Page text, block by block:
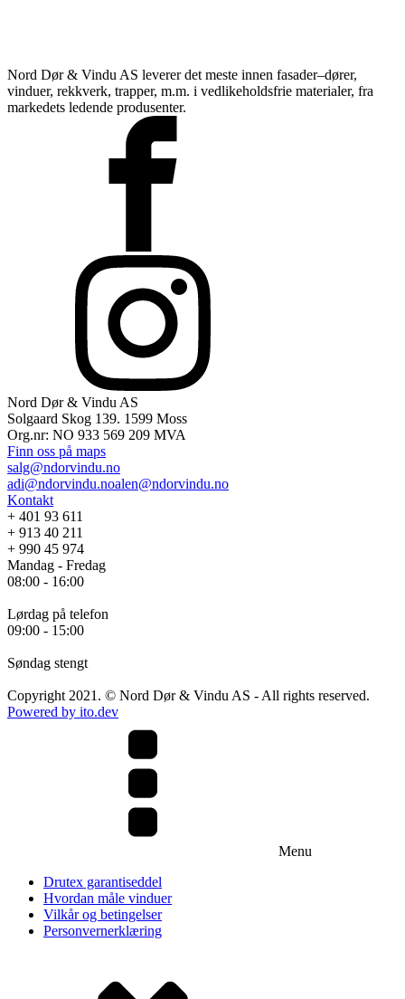
Nord Dør & Vindu AS leverer det meste innen fasader–dører,
vinduer, rekkverk, trapper, m.m. i vedlikeholdsfrie materialer, fra
markedets ledende produsenter.
Nord Dør & Vindu AS
Solgaard Skog 139. 1599 Moss
Org.nr: NO 933 569 209 MVA
Finn oss på maps
salg@ndorvindu.no
adi@ndorvindu.noalen@ndorvindu.no
Kontakt
+ 401 93 611
+ 913 40 211
+ 990 45 974
Mandag - Fredag
08:00 - 16:00
Lørdag på telefon
09:00 - 15:00
Søndag stengt
Copyright 2021. © Nord Dør & Vindu AS - All rights reserved.
Powered by ito.dev
Menu
Drutex garantiseddel
Hvordan måle vinduer
Vilkår og betingelser
Personvernerklæring
Lagervarer
Vinduer
PVC Vinduer
Ytterdører
Inngangsdører
Skyvedører
Skyvedører i aluminium
PVC Skyvedører
TRE Skyvedører
Foldedører
Aluminium foldedører
Kontorvegge
Innglassing
Zip Screen
Inspirasjon
Partnere
Frekhaug Vinduet
Diplomat